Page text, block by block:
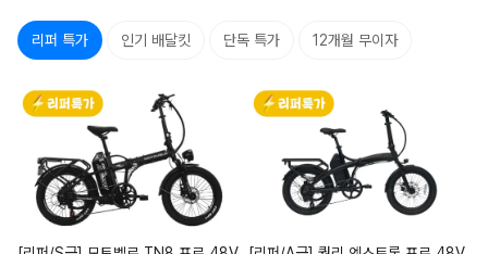
리퍼 특가 인기 배달킷 단독 특가 12개월 무이자